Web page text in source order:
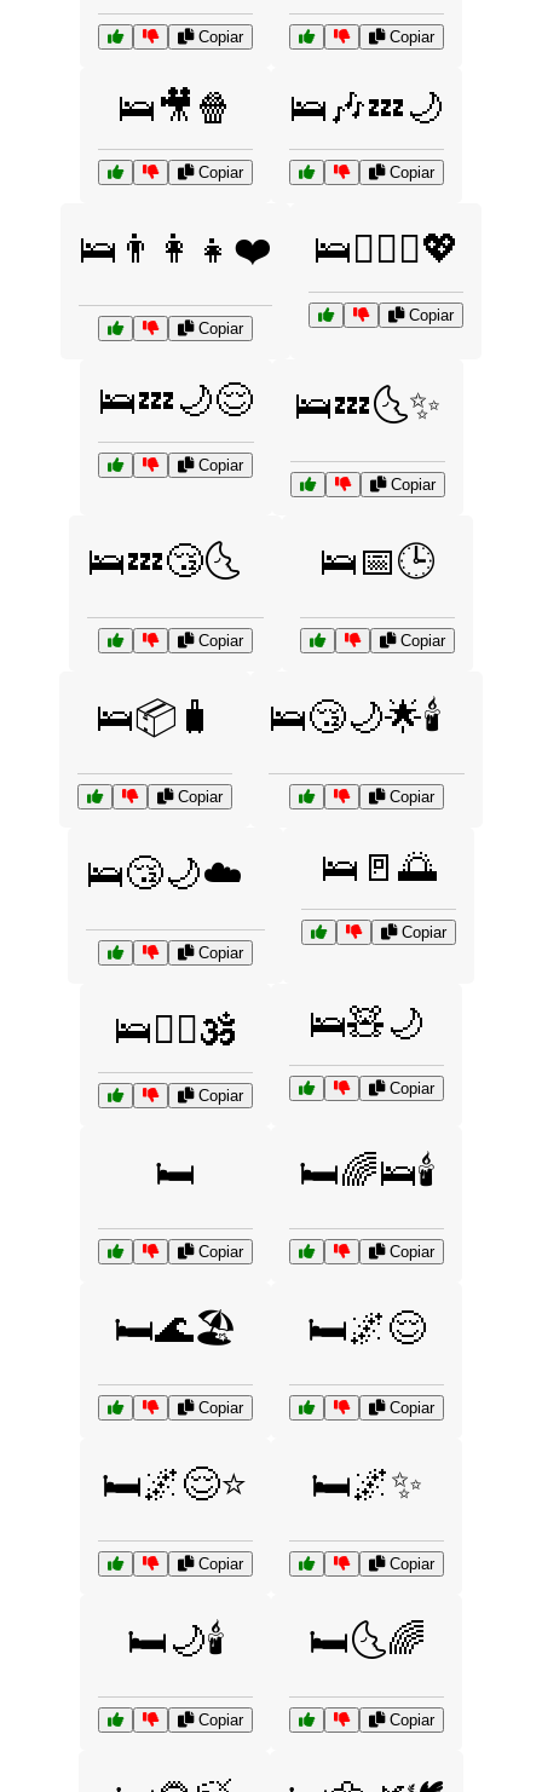
Copiar Copiar
🛌🎥🍿
Copiar
🛌🎶💤🌙
Copiar
🛌👨‍👩‍👧❤️
Copiar
🛌👩‍❤️‍👨💖
Copiar
🛌💤🌙😌
Copiar
🛌💤🌜✨
Copiar
🛌💤😴🌜
Copiar
🛌📅🕒
Copiar
🛌📦🧳
Copiar
🛌😴🌙🌟🕯️
Copiar
🛌😴🌙☁️
Copiar
🛌🚪🌅
Copiar
🛌🧘‍♂️🕉️
Copiar
🛌🧸🌙
Copiar
🛏️
Copiar
🛏️🌈🛌🕯️
Copiar
🛏️🌊🏖️
Copiar
🛏️🌌😌
Copiar
🛏️🌌😌⭐
Copiar
🛏️🌌✨
Copiar
🛏️🌙🕯️
Copiar
🛏️🌜🌈
Copiar